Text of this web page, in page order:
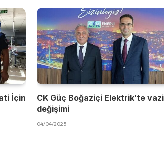
İçin
CK Güç Boğaziçi Elektrik’te
değişimi
04/04/2025